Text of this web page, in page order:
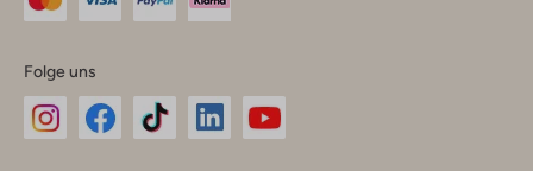
Folge uns